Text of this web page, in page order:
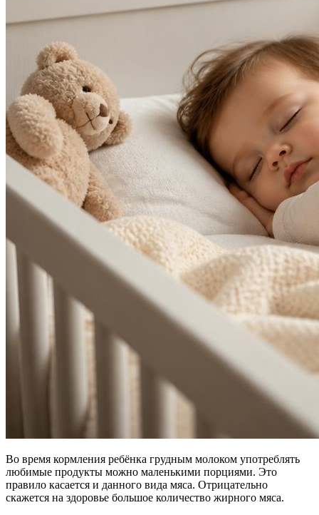
Во время кормления ребёнка грудным молоком употреблять
любимые продукты можно маленькими порциями. Это
правило касается и данного вида мяса. Отрицательно
скажется на здоровье большое количество жирного мяса.